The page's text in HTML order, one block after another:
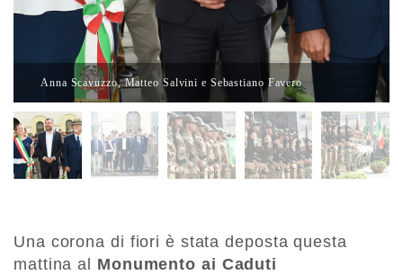
Anna Scavuzzo, Matteo Salvini e Sebastiano Favero
Una corona di fiori è stata deposta questa
mattina al Monumento ai Caduti